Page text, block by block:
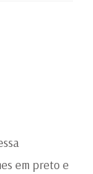
em preto e